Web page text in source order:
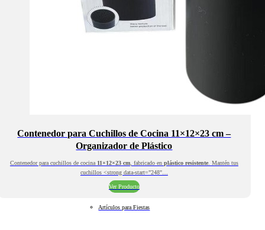
Contenedor para Cuchillos de Cocina 11×12×23 cm –
Organizador de Plástico
Contenedor para cuchillos de cocina 11×12×23 cm, fabricado en plástico resistente. Mantén tus
cuchillos <strong data-start="248"…
Ver Producto
Artículos para Fiestas